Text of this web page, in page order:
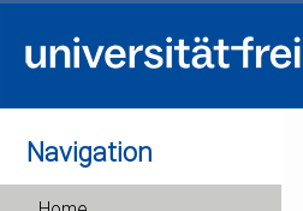
Navigation